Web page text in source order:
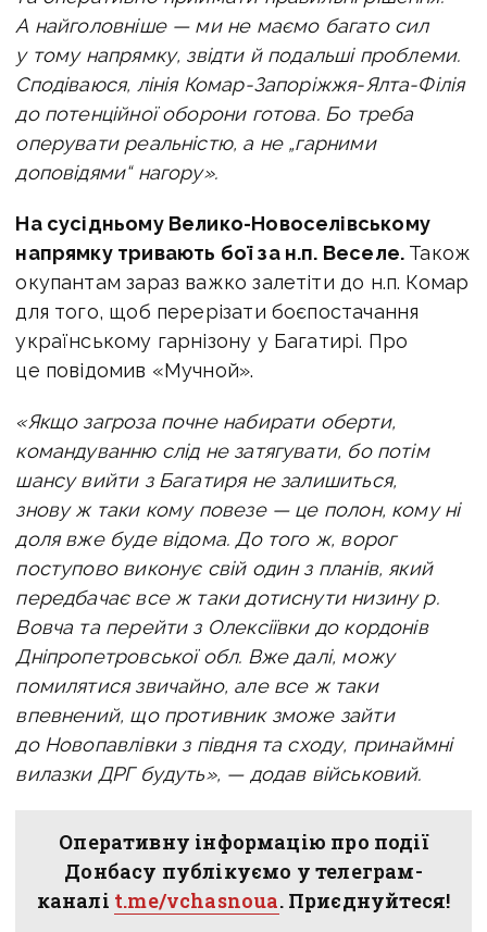
А найголовніше — ми не маємо багато сил
у тому напрямку, звідти й подальші проблеми.
Сподіваюся, лінія Комар-Запоріжжя-Ялта-Філія
до потенційної оборони готова. Бо треба
оперувати реальністю, а не „гарними
доповідями“ нагору».
На сусідньому Велико-Новоселівському
напрямку тривають бої за н.п. Веселе. Також
окупантам зараз важко залетіти до н.п. Комар
для того, щоб перерізати боєпостачання
українському гарнізону у Багатирі. Про
це повідомив «Мучной».
«Якщо загроза почне набирати оберти,
командуванню слід не затягувати, бо потім
шансу вийти з Багатиря не залишиться,
знову ж таки кому повезе — це полон, кому ні
доля вже буде відома. До того ж, ворог
поступово виконує свій один з планів, який
передбачає все ж таки дотиснути низину р.
Вовча та перейти з Олексіївки до кордонів
Дніпропетровської обл. Вже далі, можу
помилятися звичайно, але все ж таки
впевнений, що противник зможе зайти
до Новопавлівки з півдня та сходу, принаймні
вилазки ДРГ будуть», — додав військовий.
Оперативну інформацію про події
Донбасу публікуємо у телеграм-
каналі t.me/vchasnoua. Приєднуйтеся!